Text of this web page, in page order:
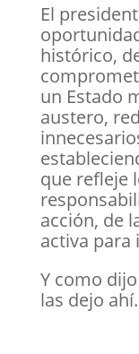
El
histórico,
un Estado
austero,
que refleje
acción, de
activa para
Y como
las dejo